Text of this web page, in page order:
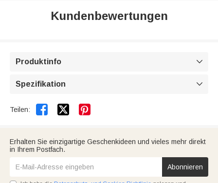
Kundenbewertungen
Produktinfo 
Spezifikation 
Teilen:  
Erhalten Sie einzigartige Geschenkideen und vieles mehr direkt
in Ihrem Postfach.
Abonnieren